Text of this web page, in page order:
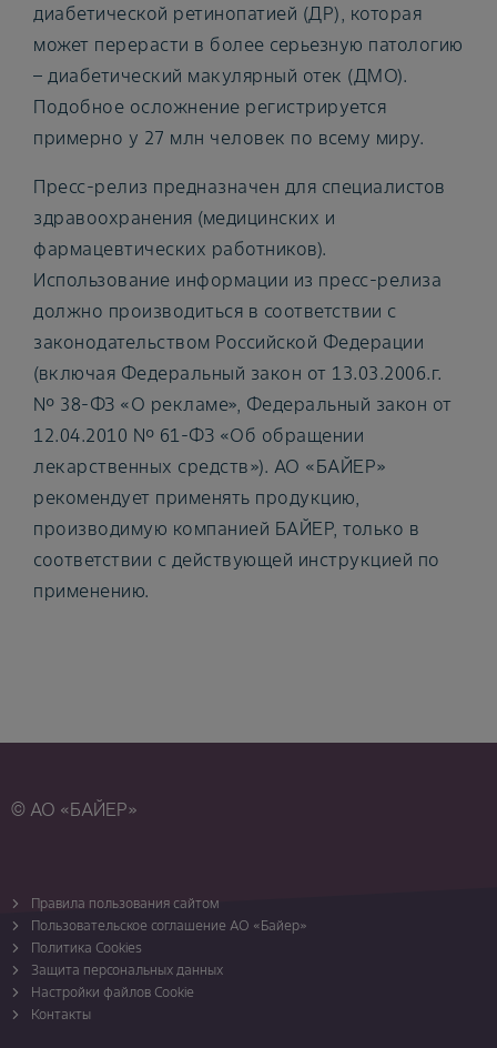
диабетической ретинопатией (ДР), которая
может перерасти в более серьезную патологию
– диабетический макулярный отек (ДМО).
Подобное осложнение регистрируется
примерно у 27 млн человек по всему миру.
Пресс-релиз предназначен для специалистов
здравоохранения (медицинских и
фармацевтических работников).
Использование информации из пресс-релиза
должно производиться в соответствии с
законодательством Российской Федерации
(включая Федеральный закон от 13.03.2006.г.
№ 38-ФЗ «О рекламе», Федеральный закон от
12.04.2010 № 61-ФЗ «Об обращении
лекарственных средств»). АО «БАЙЕР»
рекомендует применять продукцию,
производимую компанией БАЙЕР, только в
соответствии с действующей инструкцией по
применению.
© АО «БАЙЕР»
Правила пользования сайтом
Пользовательское соглашение АО «Байер»
Политика Cookies
Защита персональных данных
Настройки файлов Cookie
Контакты